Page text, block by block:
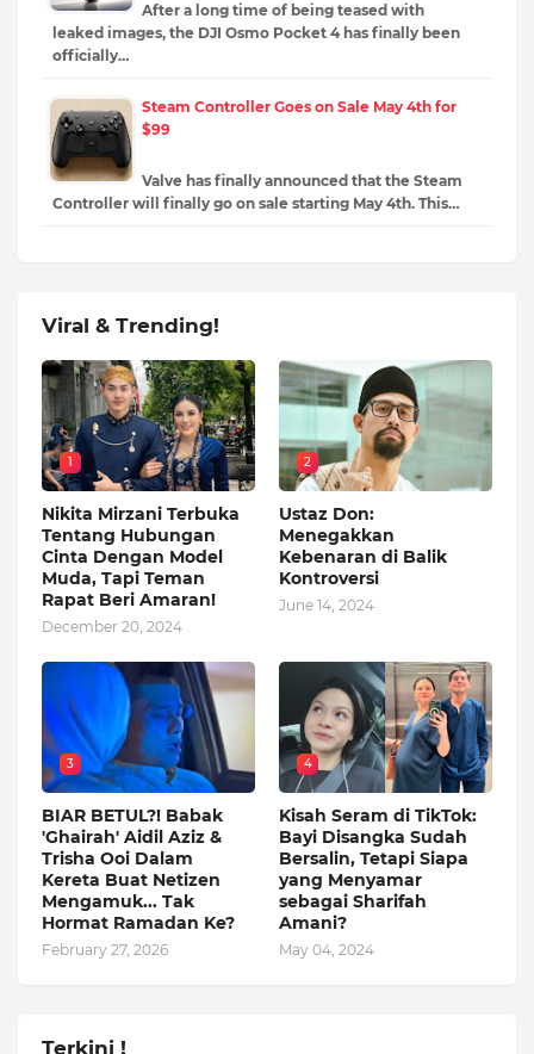
After a long time of being teased with
leaked images, the DJI Osmo Pocket 4 has finally been
officially…
Steam Controller Goes on Sale May 4th for
$99
Valve has finally announced that the Steam
Controller will finally go on sale starting May 4th. This…
Viral & Trending!
1
Nikita Mirzani Terbuka
Tentang Hubungan
Cinta Dengan Model
Muda, Tapi Teman
Rapat Beri Amaran!
December 20, 2024
2
Ustaz Don:
Menegakkan
Kebenaran di Balik
Kontroversi
June 14, 2024
3
BIAR BETUL?! Babak
'Ghairah' Aidil Aziz &
Trisha Ooi Dalam
Kereta Buat Netizen
Mengamuk... Tak
Hormat Ramadan Ke?
February 27, 2026
4
Kisah Seram di TikTok:
Bayi Disangka Sudah
Bersalin, Tetapi Siapa
yang Menyamar
sebagai Sharifah
Amani?
May 04, 2024
Terkini !